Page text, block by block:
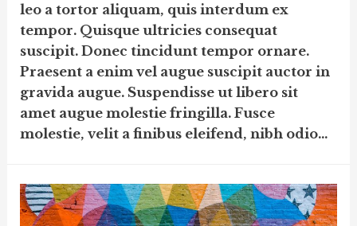
leo a tortor aliquam, quis interdum ex
tempor. Quisque ultricies consequat
suscipit. Donec tincidunt tempor ornare.
Praesent a enim vel augue suscipit auctor in
gravida augue. Suspendisse ut libero sit
amet augue molestie fringilla. Fusce
molestie, velit a finibus eleifend, nibh odio…